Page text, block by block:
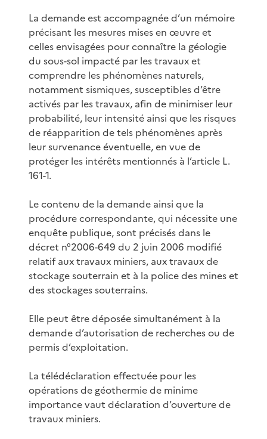
La demande est accompagnée d’un mémoire
précisant les mesures mises en œuvre et
celles envisagées pour connaître la géologie
du sous-sol impacté par les travaux et
comprendre les phénomènes naturels,
notamment sismiques, susceptibles d’être
activés par les travaux, afin de minimiser leur
probabilité, leur intensité ainsi que les risques
de réapparition de tels phénomènes après
leur survenance éventuelle, en vue de
protéger les intérêts mentionnés à l’article L.
161-1.
Le contenu de la demande ainsi que la
procédure correspondante, qui nécessite une
enquête publique, sont précisés dans le
décret n°2006-649 du 2 juin 2006 modifié
relatif aux travaux miniers, aux travaux de
stockage souterrain et à la police des mines et
des stockages souterrains.
Elle peut être déposée simultanément à la
demande d’autorisation de recherches ou de
permis d’exploitation.
La télédéclaration effectuée pour les
opérations de géothermie de minime
importance vaut déclaration d’ouverture de
travaux miniers.